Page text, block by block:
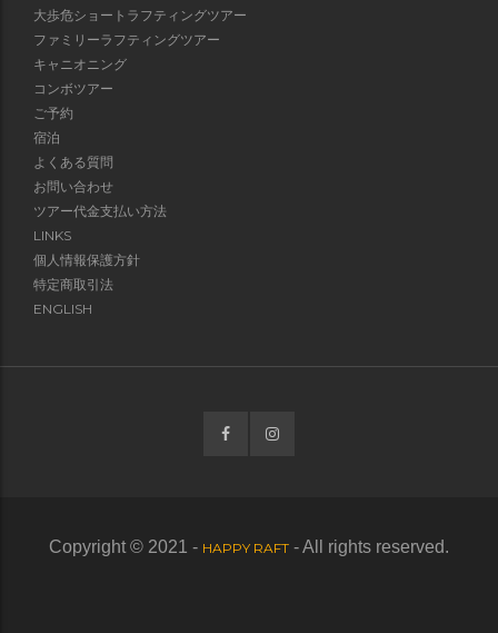
大歩危ショートラフティングツアー
ファミリーラフティングツアー
キャニオニング
コンボツアー
ご予約
宿泊
よくある質問
お問い合わせ
ツアー代金支払い方法
LINKS
個人情報保護方針
特定商取引法
ENGLISH
Copyright © 2021 - HAPPY RAFT - All rights reserved.